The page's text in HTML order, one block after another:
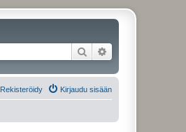
Etsi
Kirjaudu sisään
Rekisteröidy